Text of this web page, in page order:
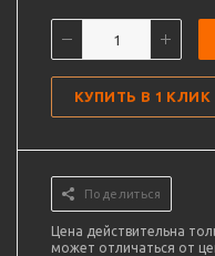
КУПИТЬ В 1 КЛИК
Поделиться
Цена действительна
может отличаться от